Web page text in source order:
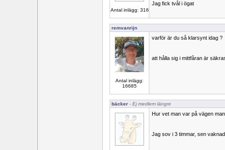
Antal inlägg: 316
Jag fick tvål i ögat
remvanrijn
Antal inlägg:
16685
varför är du så klarsynt idag ?
att hålla sig i mittfåran är
bäcker - Ej medlem längre
Hur vet man var på vägen
Jag sov i 3 timmar, sen